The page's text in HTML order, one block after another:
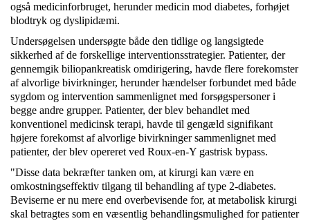
også medicinforbruget, herunder medicin mod diabetes, forhøjet
blodtryk og dyslipidæmi.
Undersøgelsen undersøgte både den tidlige og langsigtede
sikkerhed af de forskellige interventionsstrategier. Patienter, der
gennemgik biliopankreatisk omdirigering, havde flere forekomster
af alvorlige bivirkninger, herunder hændelser forbundet med både
sygdom og intervention sammenlignet med forsøgspersoner i
begge andre grupper. Patienter, der blev behandlet med
konventionel medicinsk terapi, havde til gengæld signifikant
højere forekomst af alvorlige bivirkninger sammenlignet med
patienter, der blev opereret ved Roux-en-Y gastrisk bypass.
"Disse data bekræfter tanken om, at kirurgi kan være en
omkostningseffektiv tilgang til behandling af type 2-diabetes.
Beviserne er nu mere end overbevisende for, at metabolisk kirurgi
skal betragtes som en væsentlig behandlingsmulighed for patienter